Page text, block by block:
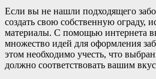
Если вы не нашли подходящего
создать свою собственную ограду,
материалы. С помощью интернета
множество идей для оформления
этом необходимо учесть, что
должно соответствовать вашим